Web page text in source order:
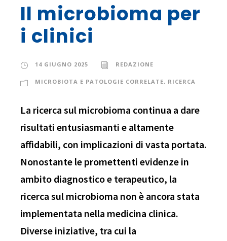
Il microbioma per
i clinici
14 GIUGNO 2025 REDAZIONE
MICROBIOTA E PATOLOGIE CORRELATE, RICERCA
La ricerca sul microbioma continua a dare
risultati entusiasmanti e altamente
affidabili, con implicazioni di vasta portata.
Nonostante le promettenti evidenze in
ambito diagnostico e terapeutico, la
ricerca sul microbioma non è ancora stata
implementata nella medicina clinica.
Diverse iniziative, tra cui la